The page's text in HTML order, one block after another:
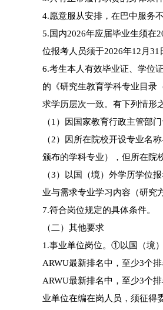
4.愿意服从安排，在巴中服务
5.国内2026年应届毕业生须在
位报考人员须于2026年12月31
6.考生本人有效毕业证、学位
的《研究生教育学科专业目录
求学历层次一致。有下列情形
（1）因国家教育行政主管部
（2）因所在院校开设专业名
颁布的学科专业），但所在院
（3）以国（境）外学历学位
业与需求专业学习内容（研究
7.符合岗位规定的具体条件。
（二）其他要求
1.事业单位岗位。①以国（境
ARWU最新排名中，至少3个
ARWU最新排名中，至少3个
业单位在编在岗人员，须征得